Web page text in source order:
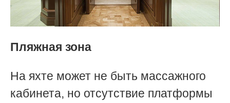
Пляжная зона
На яхте может не быть массажного
кабинета, но отсутствие платформы